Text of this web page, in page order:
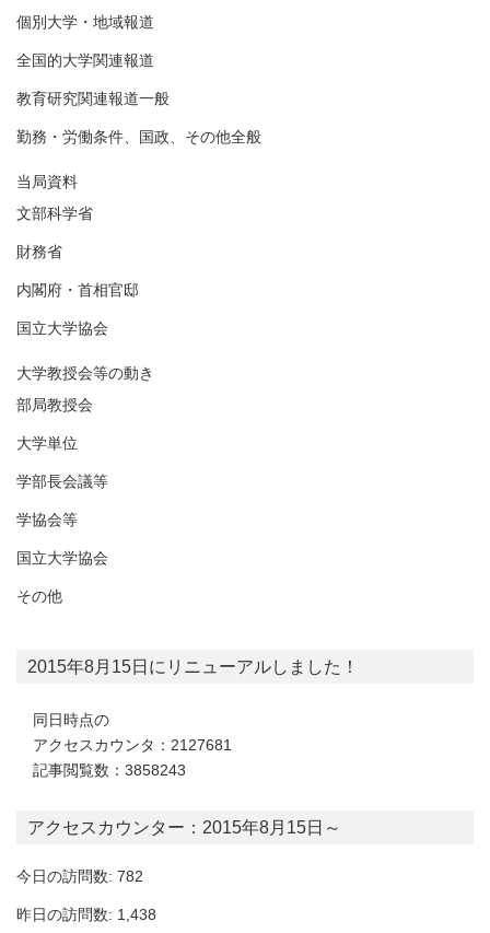
個別大学・地域報道
全国的大学関連報道
教育研究関連報道一般
勤務・労働条件、国政、その他全般
当局資料
文部科学省
財務省
内閣府・首相官邸
国立大学協会
大学教授会等の動き
部局教授会
大学単位
学部長会議等
学協会等
国立大学協会
その他
2015年8月15日にリニューアルしました！
同日時点の
アクセスカウンタ：2127681
記事閲覧数：3858243
アクセスカウンター：2015年8月15日～
今日の訪問数: 782
昨日の訪問数: 1,438